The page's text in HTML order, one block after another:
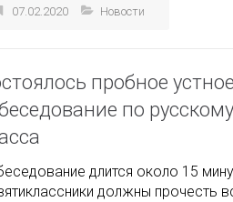
07.02.2020 Новости
пробное устное
по
длится около 15
должны прочесть